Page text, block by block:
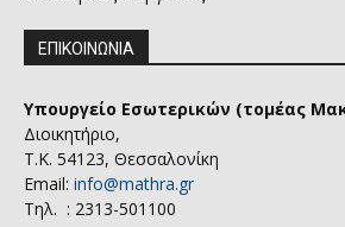
ΕΠΙΚΟΙΝΩΝΙΑ
Υπουργείο Εσωτερικών (τομέας
Διοικητήριο,
Τ.Κ. 54123, Θεσσαλονίκη
Email: info@mathra.gr
Τηλ. : 2313-501100